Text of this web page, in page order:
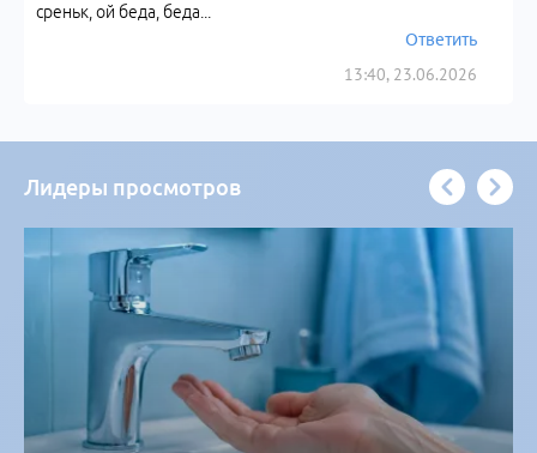
13:40, 23.06.2026
среньк, ой беда, беда...
Ответить
Лидеры просмотров